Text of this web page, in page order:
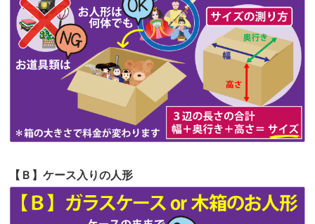
てくださる...
第62回人形供養祭令和5年6月21日(水)
第61回人形供養祭 令和5年5月19日(金)
第60回人形供養祭令和5年3月28日(火)
第59回人形供養祭 令和5年2月10日(金)
第58回人形供養祭令和5年12月21日(水)
第56回人形供養祭 令和4年10月19日(水)
【Ｂ】ケース入りの人形